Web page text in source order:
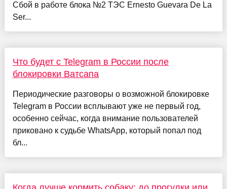
Сбой в работе блока №2 ТЭС Ernesto Guevara De La
Ser...
Что будет с Telegram в России после
блокировки Ватсапа
Периодические разговоры о возможной блокировке
Telegram в России всплывают уже не первый год,
особенно сейчас, когда внимание пользователей
приковано к судьбе WhatsApp, который попал под
бл...